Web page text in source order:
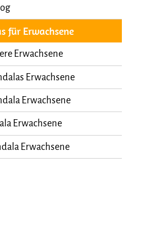
für Erwachsene
Erwachsene
Erwachsene
Erwachsene
Erwachsene
Erwachsene